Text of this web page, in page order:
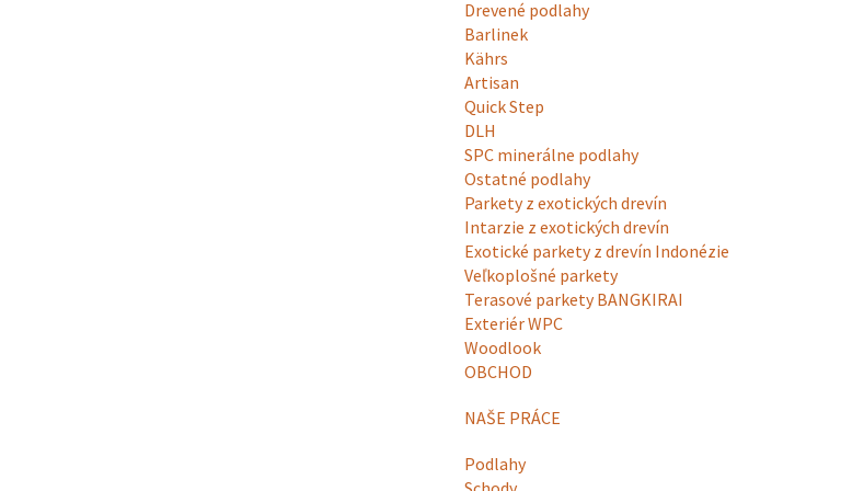
Drevené podlahy
Barlinek
Kährs
Artisan
Quick Step
DLH
SPC minerálne podlahy
Ostatné podlahy
Parkety z exotických drevín
Intarzie z exotických drevín
Exotické parkety z drevín Indonézie
Veľkoplošné parkety
Terasové parkety BANGKIRAI
Exteriér WPC
Woodlook
OBCHOD
NAŠE PRÁCE
Podlahy